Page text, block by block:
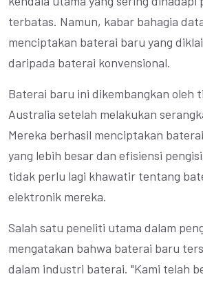
terbatas. Namun, kabar bahagia
menciptakan baterai baru yang
daripada baterai konvensional.
Baterai baru ini dikembangkan oleh
Australia setelah melakukan
Mereka berhasil menciptakan
yang lebih besar dan efisiensi
tidak perlu lagi khawatir tentang
elektronik mereka.
Salah satu peneliti utama dalam
mengatakan bahwa baterai baru
dalam industri baterai. "Kami telah